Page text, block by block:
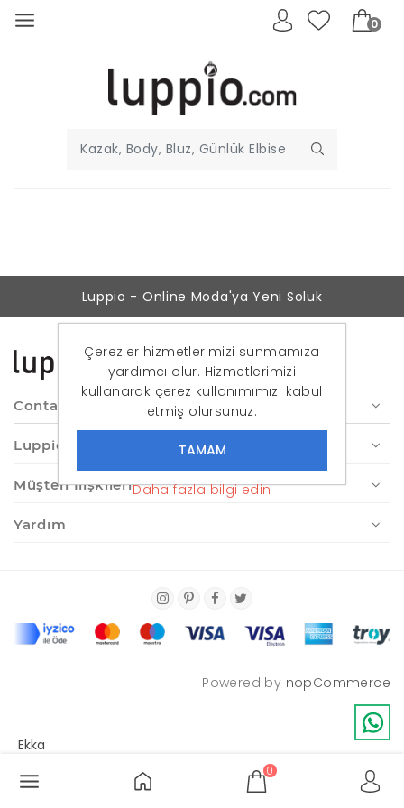
0
Luppio - Online Moda'ya Yeni Soluk
Contact us
Luppio.com
Müşteri İlişkileri
Yardım
Powered by nopCommerce
0
Çerezler hizmetlerimizi sunmamıza
yardımcı olur. Hizmetlerimizi
kullanarak çerez kullanımımızı kabul
etmiş olursunuz.
Daha fazla bilgi edin